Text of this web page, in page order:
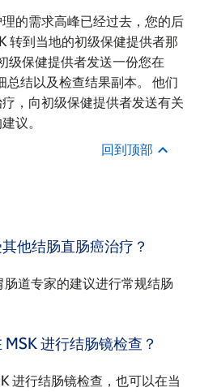
的需求高峰已经过去，您的后
转到当地的初级保健提供者那
级保健提供者发送一份您在
总结以及检查结果副本。 他们
，向初级保健提供者发送有关
议。
回到顶部
他结肠直肠癌治疗？
肠道专家的建议进行常规结肠
进行结肠镜检查？
进行结肠镜检查，也可以在当